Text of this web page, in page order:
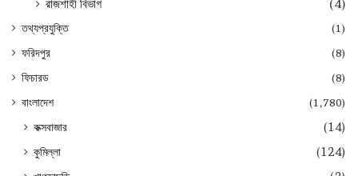
রাজশাহী বিভাগ
(4)
তথ্যপ্রযুক্তি
(1)
ফরিদপুর
(8)
ফিচারড
(8)
বাংলাদেশ
(1,780)
কক্সবাজার
(14)
কুমিল্লা
(124)